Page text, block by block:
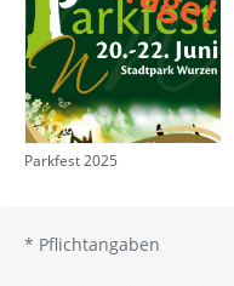
Parkfest 2025
* Pflichtangaben